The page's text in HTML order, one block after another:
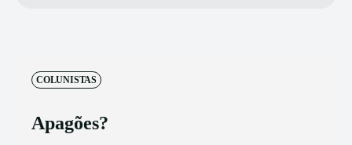
COLUNISTAS
Apagões?